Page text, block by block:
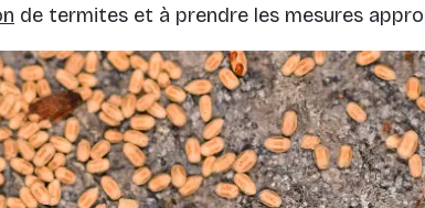
de termites et à prendre les mesures